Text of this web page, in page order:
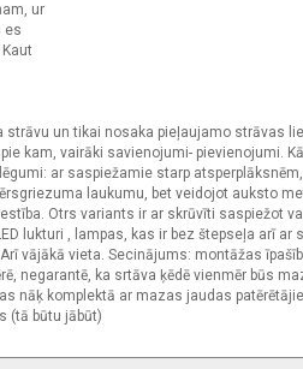
ur
es
un tikai nosaka pieļaujamo strāvas
kam, vairāki savienojumi- pievienojumi.
ar saspiežamie starp
laukumu, bet veidojot auksto
Otrs variants ir ar skrūvīti saspiežot
lukturi , lampas, kas ir bez štepseļa arī
vājākā vieta. Secinājums: montāžas
negarantē, ka srtāva ķēdē vienmēr būs
nāķ komplektā ar mazas jaudas
(tā būtu jābūt)